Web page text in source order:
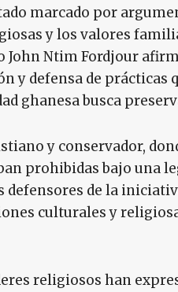
marcado por
y los valores
Ntim Fordjour
y defensa de prácticas
ghanesa busca
y conservador,
prohibidas bajo una
defensores de la
culturales y
religiosos han